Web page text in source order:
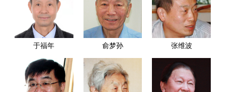
于福年 俞梦孙 张维波